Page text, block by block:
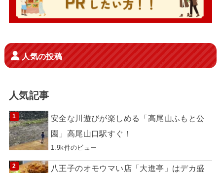
人気の投稿
人気記事
安全な川遊びが楽しめる「高尾山ふもと公
園」高尾山口駅すぐ！
1.9k件のビュー
八王子のオモウマい店「大進亭」はデカ盛